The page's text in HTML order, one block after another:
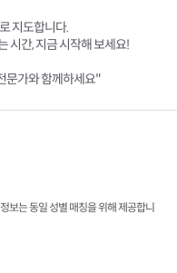
지도합니다.
시간, 지금 시작해 보세요!
문가와 함께하세요"
보는 동일 성별 매칭을 위해 제공합니